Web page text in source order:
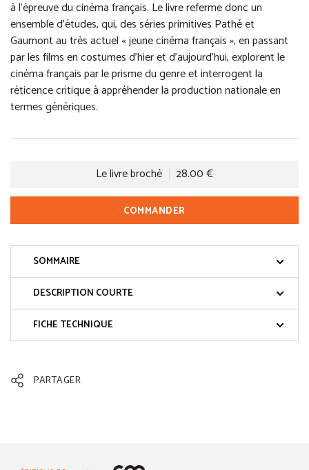
à l’épreuve du cinéma français. Le livre referme donc un
ensemble d’études, qui, des séries primitives Pathé et
Gaumont au très actuel « jeune cinéma français », en passant
par les films en costumes d’hier et d’aujourd’hui, explorent le
cinéma français par le prisme du genre et interrogent la
réticence critique à appréhender la production nationale en
termes génériques.
Le livre broché 28.00 €
COMMANDER
SOMMAIRE
DESCRIPTION COURTE
FICHE TECHNIQUE
PARTAGER